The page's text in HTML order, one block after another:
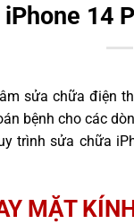
14
sửa chữa điện
bệnh cho các
trình sửa chữa
MẶT